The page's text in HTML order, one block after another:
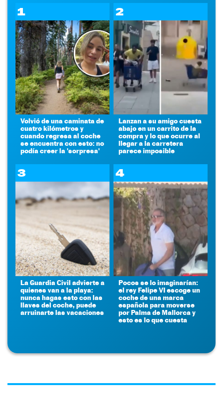
1
Volvió de una caminata de
cuatro kilómetros y
cuando regresa al coche
se encuentra con esto: no
podía creer la 'sorpresa'
2
Lanzan a su amigo cuesta
abajo en un carrito de la
compra y lo que ocurre al
llegar a la carretera
parece imposible
3
La Guardia Civil advierte a
quienes van a la playa:
nunca hagas esto con las
llaves del coche, puede
arruinarte las vacaciones
4
Pocos se lo imaginarían:
el rey Felipe VI escoge un
coche de una marca
española para moverse
por Palma de Mallorca y
esto es lo que cuesta